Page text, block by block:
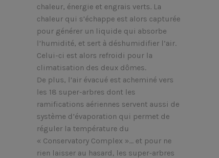
chaleur, énergie et engrais verts. La
chaleur qui s’échappe est alors capturée
pour générer un liquide qui absorbe
l’humidité, et sert à déshumidifier l’air.
Celui-ci est alors refroidi pour la
climatisation des deux dômes.
De plus, l’air évacué est acheminé vers
les 18 super-arbres dont les
ramifications aériennes servent aussi de
système d’évaporation qui permet de
réguler la température du
« Conservatory Complex »… et pour ne
rien laisser au hasard, les super-arbres